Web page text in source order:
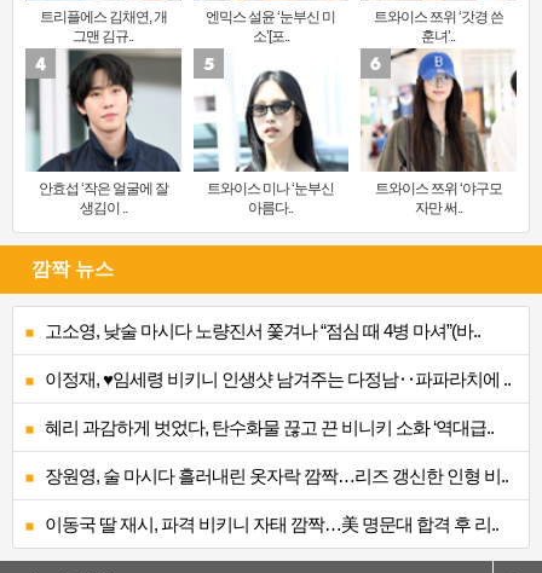
트리플에스 김채연, 개
그맨 김규..
엔믹스 설윤 ‘눈부신 미
소’[포..
트와이스 쯔위 ‘갓경 쓴
훈녀’..
안효섭 ‘작은 얼굴에 잘
생김이 ..
트와이스 미나 ‘눈부신
아름다..
트와이스 쯔위 ‘야구모
자만 써..
깜짝 뉴스
고소영, 낮술 마시다 노량진서 쫓겨나 “점심 때 4병 마셔”(바..
이정재, ♥임세령 비키니 인생샷 남겨주는 다정남‥파파라치에 ..
혜리 과감하게 벗었다, 탄수화물 끊고 끈 비니키 소화 ‘역대급..
장원영, 술 마시다 흘러내린 옷자락 깜짝…리즈 갱신한 인형 비..
이동국 딸 재시, 파격 비키니 자태 깜짝…美 명문대 합격 후 리..